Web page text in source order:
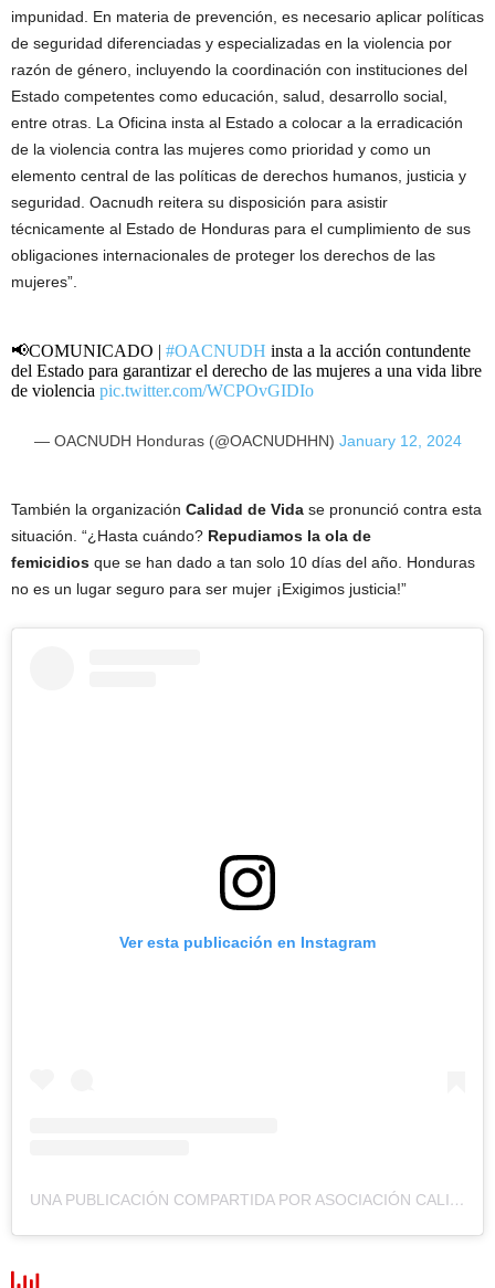
impunidad. En materia de prevención, es necesario aplicar políticas
de seguridad diferenciadas y especializadas en la violencia por
razón de género, incluyendo la coordinación con instituciones del
Estado competentes como educación, salud, desarrollo social,
entre otras. La Oficina insta al Estado a colocar a la erradicación
de la violencia contra las mujeres como prioridad y como un
elemento central de las políticas de derechos humanos, justicia y
seguridad. Oacnudh reitera su disposición para asistir
técnicamente al Estado de Honduras para el cumplimiento de sus
obligaciones internacionales de proteger los derechos de las
mujeres”.
📢COMUNICADO | #OACNUDH insta a la acción contundente
del Estado para garantizar el derecho de las mujeres a una vida libre
de violencia pic.twitter.com/WCPOvGIDIo
— OACNUDH Honduras (@OACNUDHHN) January 12, 2024
También la organización Calidad de Vida se pronunció contra esta
situación. “¿Hasta cuándo? Repudiamos la ola de
femicidios que se han dado a tan solo 10 días del año. Honduras
no es un lugar seguro para ser mujer ¡Exigimos justicia!”
Ver esta publicación en Instagram
UNA PUBLICACIÓN COMPARTIDA POR ASOCIACIÓN CALIDAD DE VIDA (@CALIDADDEVIDA_HN)